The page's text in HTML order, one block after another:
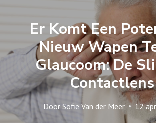
Er Komt Een
Nieuw Wapen
Glaucoom: De
Contactlens
Door Sofie Van der Meer 12